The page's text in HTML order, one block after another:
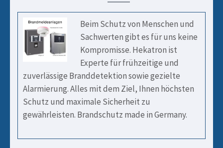
Beim Schutz von Menschen und
Sachwerten gibt es für uns keine
Kompromisse. Hekatron ist
Experte für frühzeitige und
zuverlässige Branddetektion sowie gezielte
Alarmierung. Alles mit dem Ziel, Ihnen höchsten
Schutz und maximale Sicherheit zu
gewährleisten. Brandschutz made in Germany.